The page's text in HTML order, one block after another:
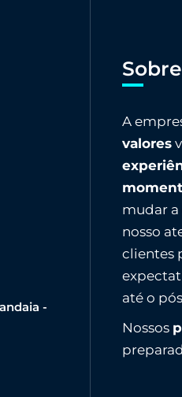
-
A
valores
mudar
nosso
clientes
até o
Nossos